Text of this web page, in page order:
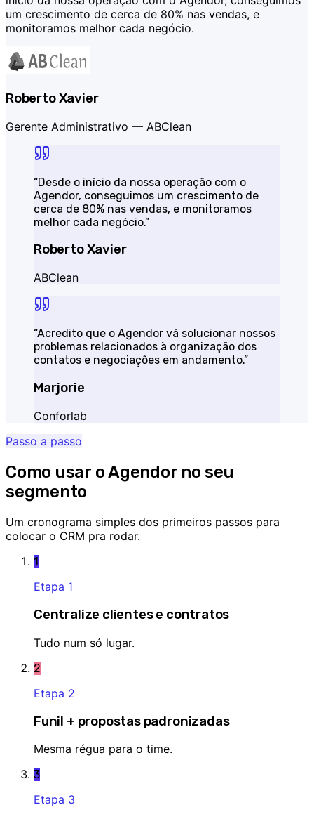
um crescimento de cerca de 80% nas vendas, e
monitoramos melhor cada negócio.
Roberto Xavier
Gerente Administrativo — ABClean
“Desde o início da nossa operação com o
Agendor, conseguimos um crescimento de
cerca de 80% nas vendas, e monitoramos
melhor cada negócio.”
Roberto Xavier
ABClean
“Acredito que o Agendor vá solucionar nossos
problemas relacionados à organização dos
contatos e negociações em andamento.”
Marjorie
Conforlab
Passo a passo
Como usar o Agendor no seu
segmento
Um cronograma simples dos primeiros passos para
colocar o CRM pra rodar.
1
Etapa 1
Centralize clientes e contratos
Tudo num só lugar.
2
Etapa 2
Funil + propostas padronizadas
Mesma régua para o time.
3
Etapa 3